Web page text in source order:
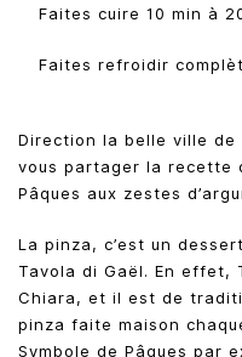
Faites cuire 10 min à
Faites refroidir
Direction la belle ville de
vous partager la recette
Pâques aux zestes
La pinza, c’est un
Tavola di Gaël. En effet,
Chiara, et il est de
pinza faite maison
Symbole de Pâques par